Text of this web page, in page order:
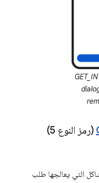
(رمز النوع 5)
التي يعالجها طلب